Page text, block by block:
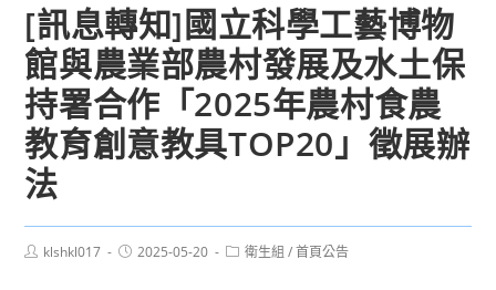
[訊息轉知]國立科學工藝博物
館與農業部農村發展及水土保
持署合作「2025年農村食農
教育創意教具TOP20」徵展辦
法
Postklshkl017
Post2025-05-20
Post衛生組 / 首頁公告